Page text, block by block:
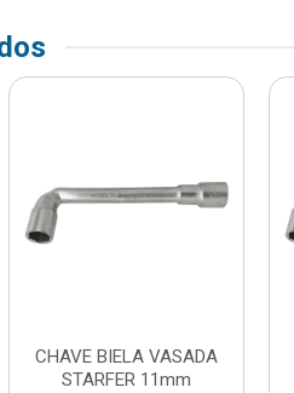
CHAVE BIELA VASADA
STARFER 11mm